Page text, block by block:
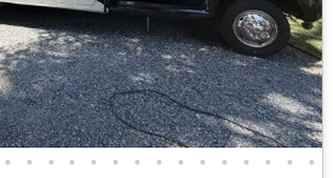
• • • • • • • • • • • • • • •